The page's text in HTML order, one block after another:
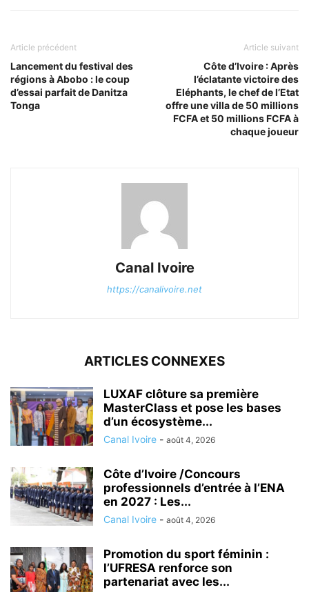
Article précédent
Lancement du festival des
régions à Abobo : le coup
d’essai parfait de Danitza
Tonga
Article suivant
Côte d’Ivoire : Après
l’éclatante victoire des
Eléphants, le chef de l’Etat
offre une villa de 50 millions
FCFA et 50 millions FCFA à
chaque joueur
Canal Ivoire
https://canalivoire.net
ARTICLES CONNEXES
LUXAF clôture sa première
MasterClass et pose les bases
d’un écosystème...
Canal Ivoire - août 4, 2026
Côte d’Ivoire /Concours
professionnels d’entrée à l’ENA
en 2027 : Les...
Canal Ivoire - août 4, 2026
Promotion du sport féminin :
l’UFRESA renforce son
partenariat avec les...